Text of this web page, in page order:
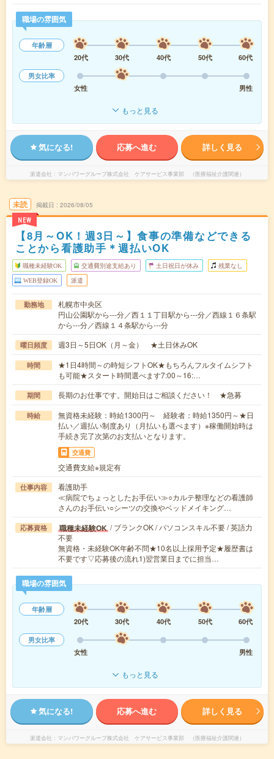
職場の雰囲気
年齢層
20代
30代 40代 50代
60代
男女比率
女性
男性
もっと見る
気になる! 応募へ進む 詳しく見る
派遣会社 マンパワーグループ株式会社 ケアサービス事業部 （医療福祉介護関連）
未読
NEW
掲載日 2026/08/05
【8月～OK！週3日～】食事の準備などできる
ことから看護助手＊週払いOK
職種未経験OK 交通費別途支給あり 土日祝日が休み 残業なし
WEB登録OK 派遣
勤務地
札幌市中央区
円山公園駅から---分／西１１丁目駅から---分／西線１６条駅
から---分／西線１４条駅から---分
曜日頻度 週3日～5日OK（月～金） ★土日休みOK
時間
★1日4時間～の時短シフトOK★もちろんフルタイムシフト
も可能★スタート時間選べます7:00～16:…
期間 長期のお仕事です。開始日はご相談ください！ ★急募
時給
無資格未経験：時給1300円～ 経験者：時給1350円～★日
払い／週払い制度あり（月払いも選べます）※稼働開始時は
手続き完了次第のお支払いとなります。
交通費
交通費支給※規定有
仕事内容
看護助手
≪病院でちょっとしたお手伝い≫○カルテ整理などの看護師
さんのお手伝い○シーツの交換やベッドメイキング…
応募資格 職種未経験OK / ブランクOK / パソコンスキル不要 / 英語力
不要
無資格・未経験OK年齢不問★10名以上採用予定★履歴書は
不要です▽応募後の流れ1)翌営業日までに担当…
職場の雰囲気
年齢層
20代
30代 40代 50代
60代
男女比率
女性
男性
もっと見る
気になる! 応募へ進む 詳しく見る
派遣会社 マンパワーグループ株式会社 ケアサービス事業部 （医療福祉介護関連）